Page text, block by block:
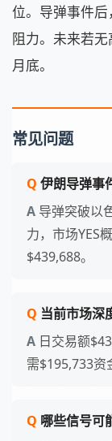
位。导弹事件
阻力。未来若
月底。
常见问题
伊朗导弹事
导弹突破以
力，市场YES
$439,688。
当前市场深
日交易额
需$195,733资
哪些信号可